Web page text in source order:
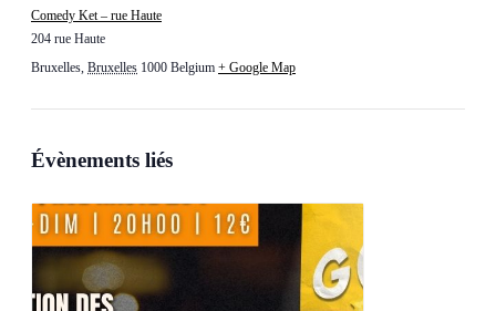
Comedy Ket – rue Haute
204 rue Haute
Bruxelles, Bruxelles 1000 Belgium + Google Map
Évènements liés